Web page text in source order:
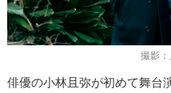
撮影
俳優の小林且弥が初めて舞台